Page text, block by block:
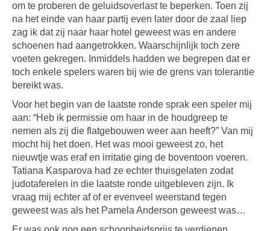
om te proberen de geluidsoverlast te beperken. Toen zij
na het einde van haar partij even later door de zaal liep
zag ik dat zij naar haar hotel geweest was en andere
schoenen had aangetrokken. Waarschijnlijk toch zere
voeten gekregen. Inmiddels hadden we begrepen dat er
toch enkele spelers waren bij wie de grens van tolerantie
bereikt was.
Voor het begin van de laatste ronde sprak een speler mij
aan: “Heb ik permissie om haar in de houdgreep te
nemen als zij die flatgebouwen weer aan heeft?” Van mij
mocht hij het doen. Het was mooi geweest zo, het
nieuwtje was eraf en irritatie ging de boventoon voeren.
Tatiana Kasparova had ze echter thuisgelaten zodat
judotaferelen in die laatste ronde uitgebleven zijn. Ik
vraag mij echter af of er evenveel weerstand tegen
geweest was als het Pamela Anderson geweest was…